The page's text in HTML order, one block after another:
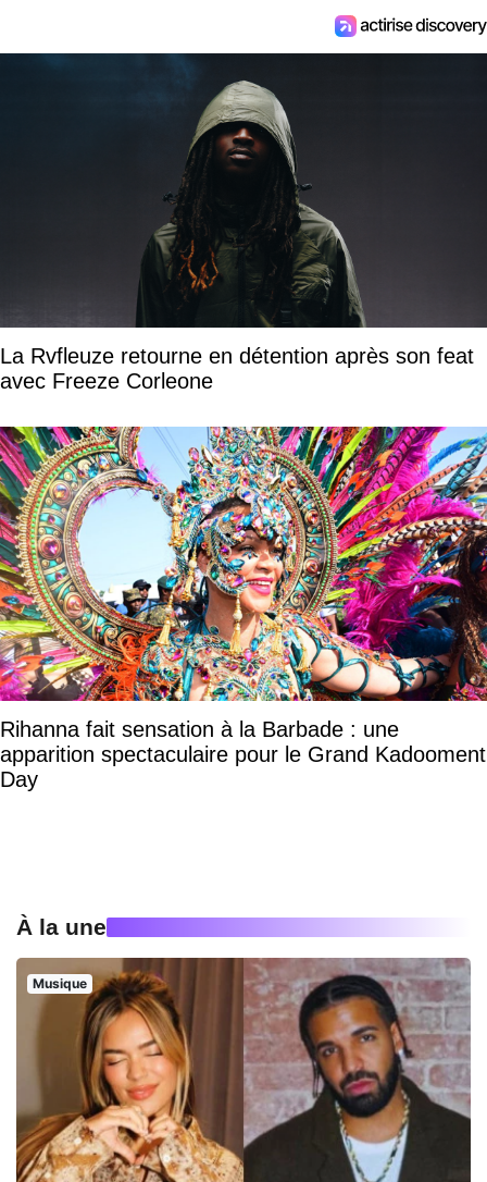
La Rvfleuze retourne en détention après son feat
avec Freeze Corleone
Rihanna fait sensation à la Barbade : une
apparition spectaculaire pour le Grand Kadooment
Day
À la une
Musique